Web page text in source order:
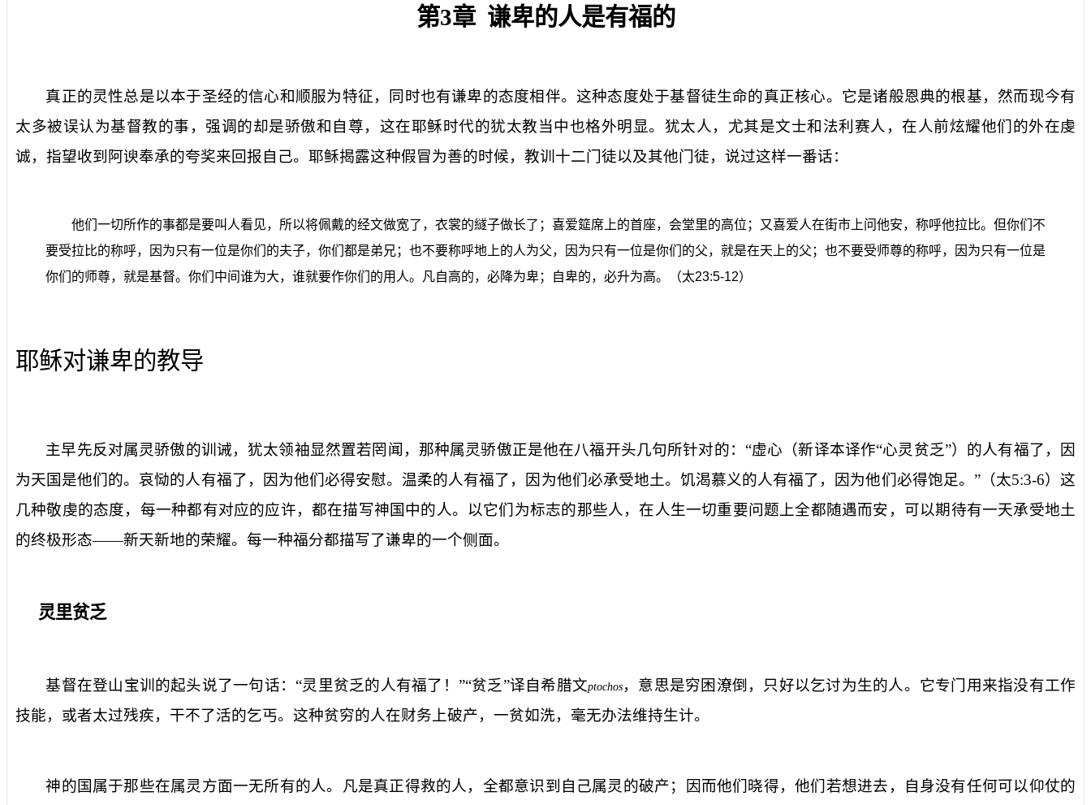
第3章 谦卑的人是有福的
真正的灵性总是以本于圣经的信心和顺服为特征，同时也有谦卑的态度相伴。这种态度处于基督徒生命的真正核心。它是诸般恩典的根基，然而现今有
太多被误认为基督教的事，强调的却是骄傲和自尊，这在耶稣时代的犹太教当中也格外明显。犹太人，尤其是文士和法利赛人，在人前炫耀他们的外在虔
诚，指望收到阿谀奉承的夸奖来回报自己。耶稣揭露这种假冒为善的时候，教训十二门徒以及其他门徒，说过这样一番话：
他们一切所作的事都是要叫人看见，所以将佩戴的经文做宽了，衣裳的繸子做长了；喜爱筵席上的首座，会堂里的高位；又喜爱人在街市上问他安，称呼他拉比。但你们不
要受拉比的称呼，因为只有一位是你们的夫子，你们都是弟兄；也不要称呼地上的人为父，因为只有一位是你们的父，就是在天上的父；也不要受师尊的称呼，因为只有一位是
你们的师尊，就是基督。你们中间谁为大，谁就要作你们的用人。凡自高的，必降为卑；自卑的，必升为高。（太23:5-12）
耶稣对谦卑的教导
主早先反对属灵骄傲的训诫，犹太领袖显然置若罔闻，那种属灵骄傲正是他在八福开头几句所针对的：“虚心（新译本译作“心灵贫乏”）的人有福了，因
为天国是他们的。哀恸的人有福了，因为他们必得安慰。温柔的人有福了，因为他们必承受地土。饥渴慕义的人有福了，因为他们必得饱足。”（太5:3-6）这
几种敬虔的态度，每一种都有对应的应许，都在描写神国中的人。以它们为标志的那些人，在人生一切重要问题上全都随遇而安，可以期待有一天承受地土
的终极形态——新天新地的荣耀。每一种福分都描写了谦卑的一个侧面。
灵里贫乏
基督在登山宝训的起头说了一句话：“灵里贫乏的人有福了！”“贫乏”译自希腊文ptochos ，意思是穷困潦倒，只好以乞讨为生的人。它专门用来指没有工作
技能，或者太过残疾，干不了活的乞丐。这种贫穷的人在财务上破产，一贫如洗，毫无办法维持生计。
神的国属于那些在属灵方面一无所有的人。凡是真正得救的人，全都意识到自己属灵的破产；因而他们晓得，他们若想进去，自身没有任何可以仰仗的